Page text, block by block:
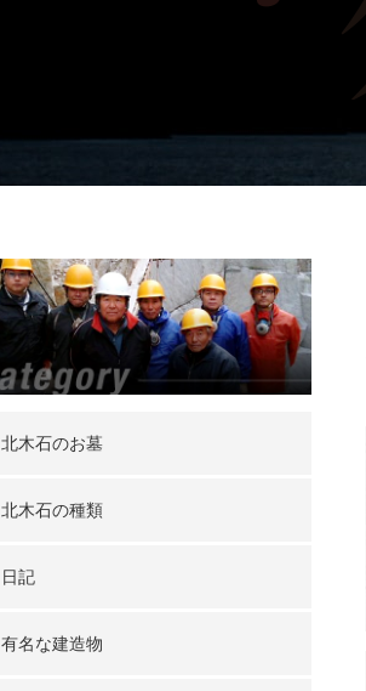
北木石のお墓
北木石の種類
日記
有名な建造物